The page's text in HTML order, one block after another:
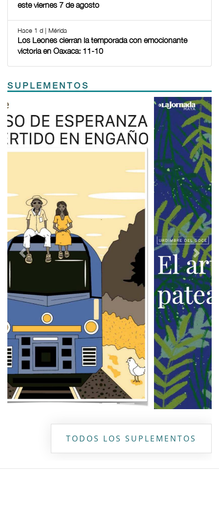
este viernes 7 de agosto
Hace 1 d | Mérida
Los Leones cierran la temporada con emocionante
victoria en Oaxaca: 11-10
SUPLEMENTOS
Previous Next
TODOS LOS SUPLEMENTOS